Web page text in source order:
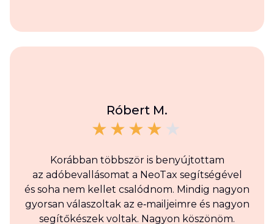
Róbert M.
Korábban többször is benyújtottam
az adóbevallásomat a NeoTax segítségével
és soha nem kellet csalódnom. Mindig nagyon
gyorsan válaszoltak az e‑mailjeimre és nagyon
segítőkészek voltak. Nagyon köszönöm.